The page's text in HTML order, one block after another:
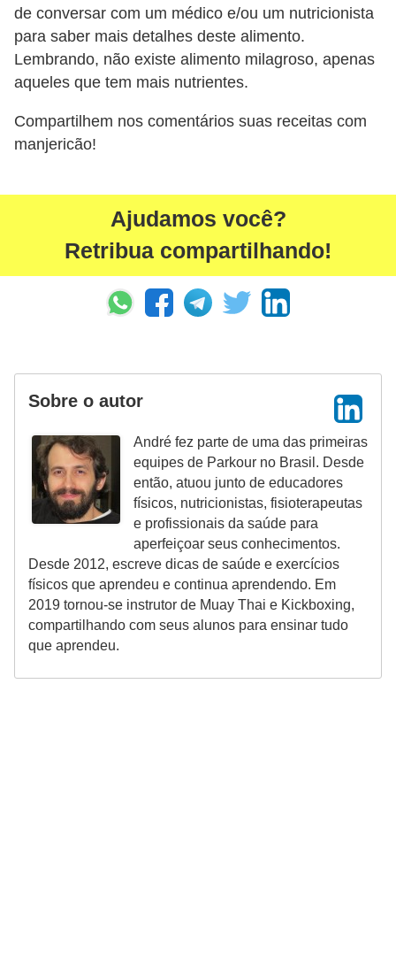
de conversar com um médico e/ou um nutricionista
para saber mais detalhes deste alimento.
Lembrando, não existe alimento milagroso, apenas
aqueles que tem mais nutrientes.
Compartilhem nos comentários suas receitas com
manjericão!
Ajudamos você?
Retribua compartilhando!
Sobre o autor
André fez parte de uma das primeiras
equipes de Parkour no Brasil. Desde
então, atuou junto de educadores
físicos, nutricionistas, fisioterapeutas
e profissionais da saúde para
aperfeiçoar seus conhecimentos.
Desde 2012, escreve dicas de saúde e exercícios
físicos que aprendeu e continua aprendendo. Em
2019 tornou-se instrutor de Muay Thai e Kickboxing,
compartilhando com seus alunos para ensinar tudo
que aprendeu.